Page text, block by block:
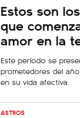
Estos son
que
amor en la
Este período se
prometedores del
en su vida afectiva.
ASTROS